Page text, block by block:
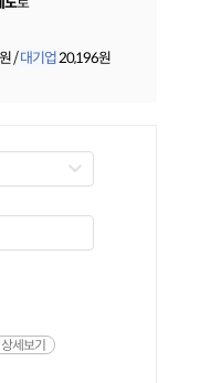
/대기업20,196원
상세보기